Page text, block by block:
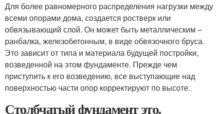
Для более равномерного распределения нагрузки между
всеми опорами дома, создается ростверк или
обвязывающий слой. Он может быть металлическим –
ранбалка, железобетонным, в виде обвязочного бруса.
Это зависит от типа и материала будущей постройки,
возведенной на этом фундаменте. Прежде чем
приступить к его возведению, все выступающие над
поверхностью части опор корректируют по высоте.
Столбчатый фундамент это.